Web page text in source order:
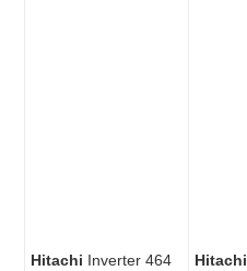
Hitachi Inverter 464
Hitachi